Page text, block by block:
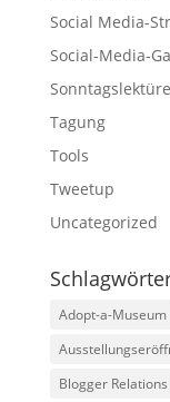
Social Media-
Social-Media-
Sonntagslektüre
Tagung
Tools
Tweetup
Uncategorized
Adopt-a-Museum
Blogger Relations